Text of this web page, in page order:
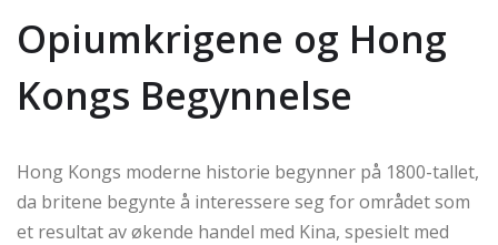
Opiumkrigene og Hong
Kongs Begynnelse
Hong Kongs moderne historie begynner på 1800-tallet,
da britene begynte å interessere seg for området som
et resultat av økende handel med Kina, spesielt med